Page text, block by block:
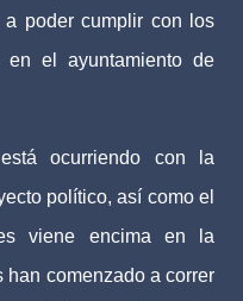
poder cumplir con los
en el ayuntamiento de
ocurriendo con la
político, así como el
viene encima en la
comenzado a correr